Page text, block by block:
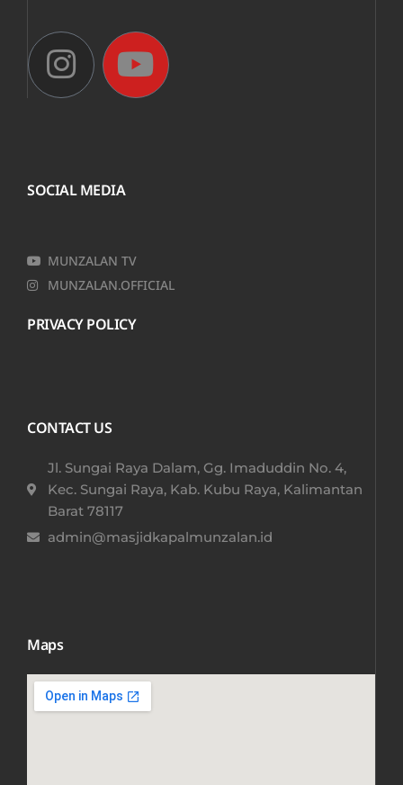
SOCIAL MEDIA
MUNZALAN TV
MUNZALAN.OFFICIAL
PRIVACY POLICY
CONTACT US
Jl. Sungai Raya Dalam, Gg. Imaduddin No. 4,
Kec. Sungai Raya, Kab. Kubu Raya, Kalimantan
Barat 78117​
admin@masjidkapalmunzalan.id
Maps